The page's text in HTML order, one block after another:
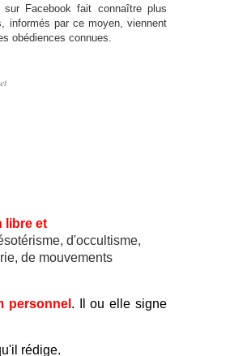
Facebook fait connaître plus
informés par ce moyen, viennent
obédiences connues.
libre et
d'occultisme,
de mouvements
personnel . Il ou elle signe
rédige.